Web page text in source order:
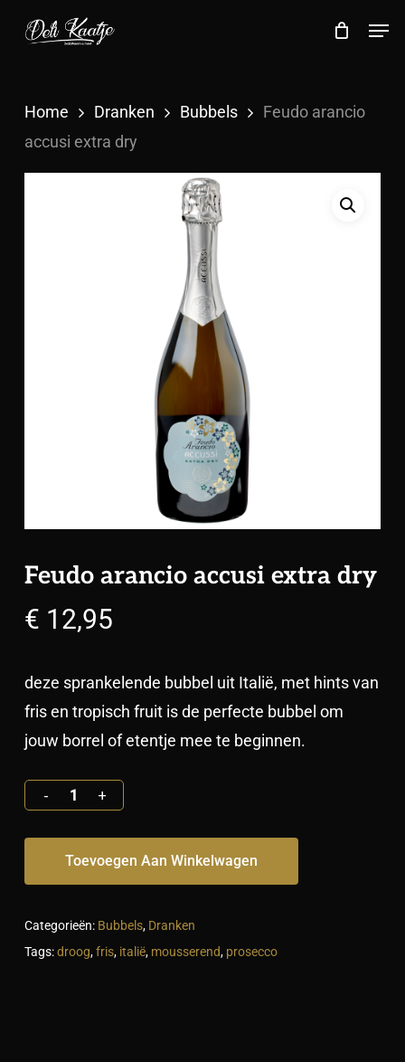
Cart Close
Home Dranken Bubbels
Feudo arancio
accusi extra dry
Feudo arancio accusi extra dry
€ 12,95
deze sprankelende bubbel uit Italië, met hints van
fris en tropisch fruit is de perfecte bubbel om
jouw borrel of etentje mee te beginnen.
Toevoegen Aan Winkelwagen
Categorieën: Bubbels, Dranken
Tags:droog,fris, italië, mousserend, prosecco